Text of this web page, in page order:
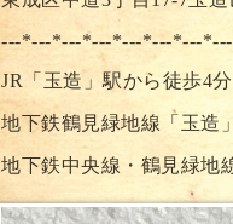
---*---*---*---*---*---*---*--
JR「玉造」駅から徒歩4分
地下鉄鶴見緑地線「玉造
地下鉄中央線・鶴見緑地